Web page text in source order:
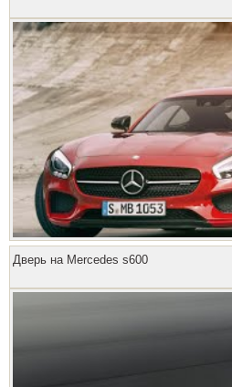
Дверь на Mercedes s600